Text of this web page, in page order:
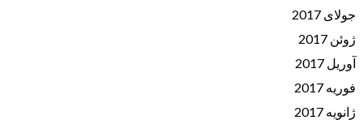
جولای 2017
ژوئن 2017
آوریل 2017
فوریه 2017
ژانویه 2017